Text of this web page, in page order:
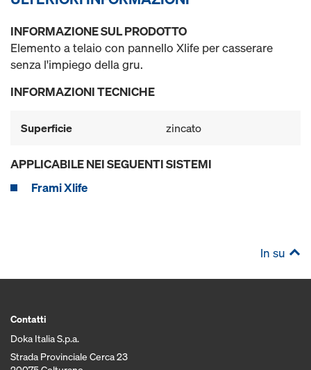
INFORMAZIONE SUL PRODOTTO
Elemento a telaio con pannello Xlife per casserare
senza l'impiego della gru.
INFORMAZIONI TECNICHE
Superficie zincato
APPLICABILE NEI SEGUENTI SISTEMI
Frami Xlife
In su
Contatti
Doka Italia S.p.a.
Strada Provinciale Cerca 23